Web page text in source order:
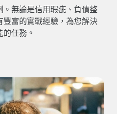
。無論是信用瑕疵、負債整
豐富的實戰經驗，為您解決
的任務。